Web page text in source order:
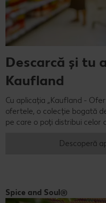
Descarcă și tu
Kaufland
Cu aplicația „Kaufland -
ofertele, o colecție bogată
pe care o poți distribui celor
Descoperă
Spice and Soul®